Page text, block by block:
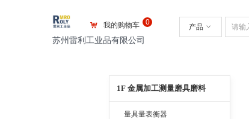
苏州雷利工业品有限公司
낙 我的购物车 0
产品 ꀁ
1F 金属加工测量磨具磨料
量具量表衡器